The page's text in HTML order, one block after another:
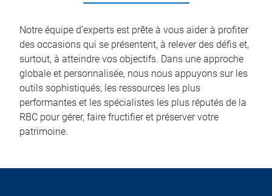
Notre équipe d’experts est prête à vous aider à profiter
des occasions qui se présentent, à relever des défis et,
surtout, à atteindre vos objectifs. Dans une approche
globale et personnalisée, nous nous appuyons sur les
outils sophistiqués, les ressources les plus
performantes et les spécialistes les plus réputés de la
RBC pour gérer, faire fructifier et préserver votre
patrimoine.